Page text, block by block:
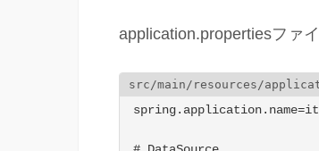
application.propertiesファ